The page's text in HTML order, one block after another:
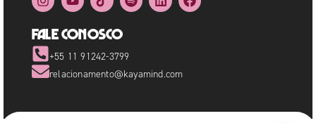
Fale Conosco
+55 11 91242-3799
relacionamento@kayamind.com